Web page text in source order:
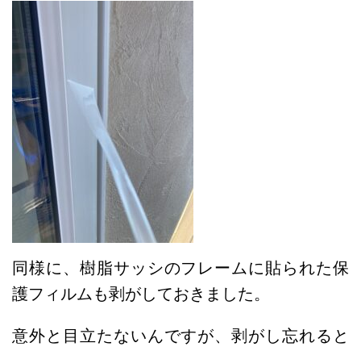
同様に、樹脂サッシのフレームに貼られた保
護フィルムも剥がしておきました。
意外と目立たないんですが、剥がし忘れると